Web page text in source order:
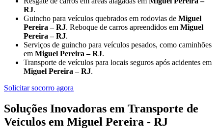
RJ.
Guincho para veículos quebrados em rodovias de Miguel
Pereira – RJ. Reboque de carros apreendidos em Miguel
Pereira – RJ.
Serviços de guincho para veículos pesados, como caminhões
em Miguel Pereira – RJ.
Transporte de veículos para locais seguros após acidentes em
Miguel Pereira – RJ.
Solicitar socorro agora
Soluções Inovadoras em Transporte de
Veículos em Miguel Pereira - RJ